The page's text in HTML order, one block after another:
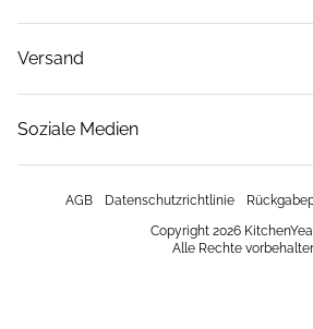
Versand
Soziale Medien
AGB Datenschutzrichtlinie
Copyright 2026
Alle Rechte